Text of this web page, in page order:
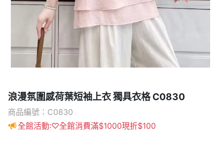
浪漫氛圍感荷葉短袖上衣 獨具衣格 C0830
商品編號：C0830
全館活動:♡全館消費滿$1000現折$100